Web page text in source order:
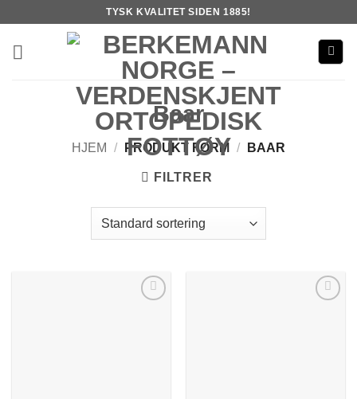
content
TYSK KVALITET SIDEN 1885!
Baar
HJEM / PRODUKT FORM / BAAR
FILTRER